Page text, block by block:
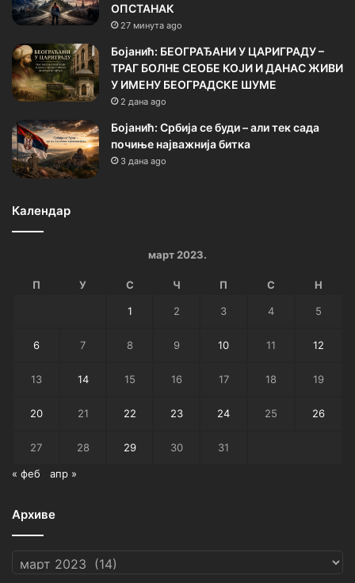
ОПСТАНАК
27 минута ago
Бојанић: БЕОГРАЂАНИ У ЦАРИГРАДУ –
ТРАГ БОЛНЕ СЕОБЕ КОЈИ И ДАНАС ЖИВИ
У ИМЕНУ БЕОГРАДСКЕ ШУМЕ
2 дана ago
Бојанић: Србија се буди – али тек сада
почиње најважнија битка
3 дана ago
Календар
март 2023.
П У С Ч П С Н
1 2 3 4 5
6 7 8 9 10 11 12
13 14 15 16 17 18 19
20 21 22 23 24 25 26
27 28 29 30 31
« феб апр »
Архиве